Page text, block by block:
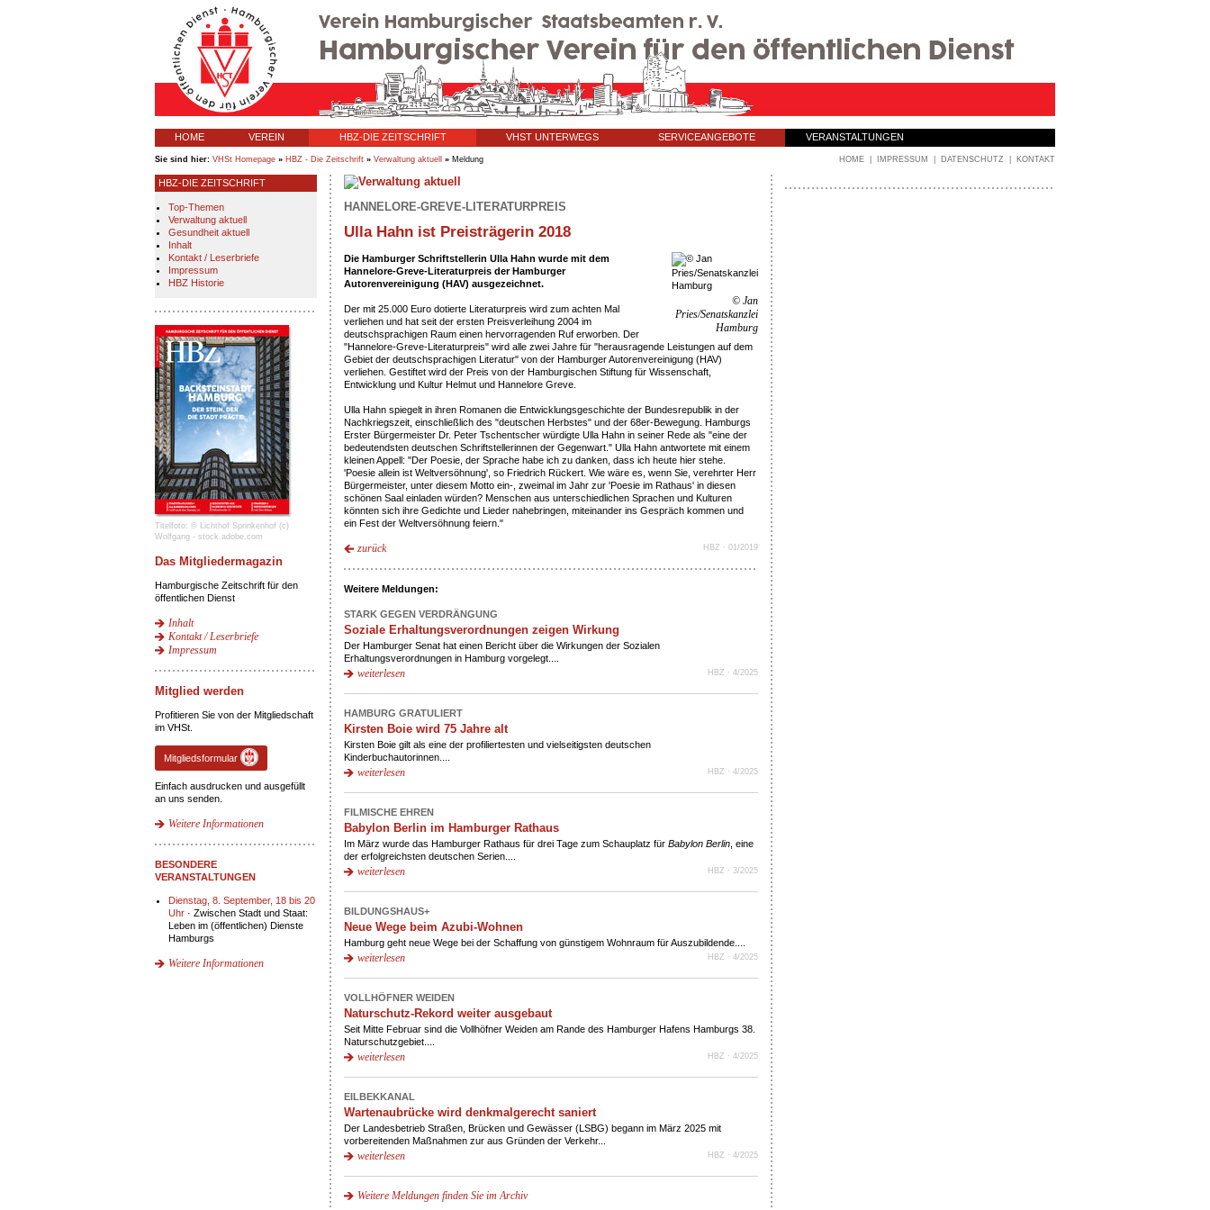
HOME VEREIN HBZ-DIE ZEITSCHRIFT VHST UNTERWEGS SERVICEANGEBOTE VERANSTALTUNGEN
Sie sind hier: VHSt Homepage » HBZ - Die Zeitschrift » Verwaltung aktuell » Meldung HOME IMPRESSUM DATENSCHUTZ KONTAKT
HBZ-DIE ZEITSCHRIFT
Top-Themen
Verwaltung aktuell
Gesundheit aktuell
Inhalt
Kontakt / Leserbriefe
Impressum
HBZ Historie
Titelfoto: © Lichthof Sprinkenhof (c)
Wolfgang - stock.adobe.com
Das Mitgliedermagazin
Hamburgische Zeitschrift für den
öffentlichen Dienst
Inhalt
Kontakt / Leserbriefe
Impressum
Mitglied werden
Profitieren Sie von der Mitgliedschaft
im VHSt.
Mitgliedsformular
Einfach ausdrucken und ausgefüllt
an uns senden.
Weitere Informationen
BESONDERE
VERANSTALTUNGEN
Dienstag, 8. September, 18 bis 20
Uhr · Zwischen Stadt und Staat:
Leben im (öffentlichen) Dienste
Hamburgs
Weitere Informationen
HANNELORE-GREVE-LITERATURPREIS
Ulla Hahn ist Preisträgerin 2018
© Jan
Pries/Senatskanzlei
Hamburg
Die Hamburger Schriftstellerin Ulla Hahn wurde mit dem
Hannelore-Greve-Literaturpreis der Hamburger
Autorenvereinigung (HAV) ausgezeichnet.
Der mit 25.000 Euro dotierte Literaturpreis wird zum achten Mal
verliehen und hat seit der ersten Preisverleihung 2004 im
deutschsprachigen Raum einen hervorragenden Ruf erworben. Der
"Hannelore-Greve-Literaturpreis" wird alle zwei Jahre für "herausragende Leistungen auf dem
Gebiet der deutschsprachigen Literatur" von der Hamburger Autorenvereinigung (HAV)
verliehen. Gestiftet wird der Preis von der Hamburgischen Stiftung für Wissenschaft,
Entwicklung und Kultur Helmut und Hannelore Greve.
Ulla Hahn spiegelt in ihren Romanen die Entwicklungsgeschichte der Bundesrepublik in der
Nachkriegszeit, einschließlich des "deutschen Herbstes" und der 68er-Bewegung. Hamburgs
Erster Bürgermeister Dr. Peter Tschentscher würdigte Ulla Hahn in seiner Rede als "eine der
bedeutendsten deutschen Schriftstellerinnen der Gegenwart." Ulla Hahn antwortete mit einem
kleinen Appell: "Der Poesie, der Sprache habe ich zu danken, dass ich heute hier stehe.
'Poesie allein ist Weltversöhnung', so Friedrich Rückert. Wie wäre es, wenn Sie, verehrter Herr
Bürgermeister, unter diesem Motto ein-, zweimal im Jahr zur 'Poesie im Rathaus' in diesen
schönen Saal einladen würden? Menschen aus unterschiedlichen Sprachen und Kulturen
könnten sich ihre Gedichte und Lieder nahebringen, miteinander ins Gespräch kommen und
ein Fest der Weltversöhnung feiern."
HBZ · 01/2019
zurück
Weitere Meldungen:
STARK GEGEN VERDRÄNGUNG
Soziale Erhaltungsverordnungen zeigen Wirkung
Der Hamburger Senat hat einen Bericht über die Wirkungen der Sozialen
Erhaltungsverordnungen in Hamburg vorgelegt....
HBZ · 4/2025
weiterlesen
HAMBURG GRATULIERT
Kirsten Boie wird 75 Jahre alt
Kirsten Boie gilt als eine der profiliertesten und vielseitigsten deutschen
Kinderbuchautorinnen....
HBZ · 4/2025
weiterlesen
FILMISCHE EHREN
Babylon Berlin im Hamburger Rathaus
Im März wurde das Hamburger Rathaus für drei Tage zum Schauplatz für Babylon Berlin , eine
der erfolgreichsten deutschen Serien....
HBZ · 3/2025
weiterlesen
BILDUNGSHAUS+
Neue Wege beim Azubi-Wohnen
Hamburg geht neue Wege bei der Schaffung von günstigem Wohnraum für Auszubildende....
HBZ · 4/2025
weiterlesen
VOLLHÖFNER WEIDEN
Naturschutz-Rekord weiter ausgebaut
Seit Mitte Februar sind die Vollhöfner Weiden am Rande des Hamburger Hafens Hamburgs 38.
Naturschutzgebiet....
HBZ · 4/2025
weiterlesen
EILBEKKANAL
Wartenaubrücke wird denkmalgerecht saniert
Der Landesbetrieb Straßen, Brücken und Gewässer (LSBG) begann im März 2025 mit
vorbereitenden Maßnahmen zur aus Gründen der Verkehr...
HBZ · 4/2025
weiterlesen
Weitere Meldungen finden Sie im Archiv